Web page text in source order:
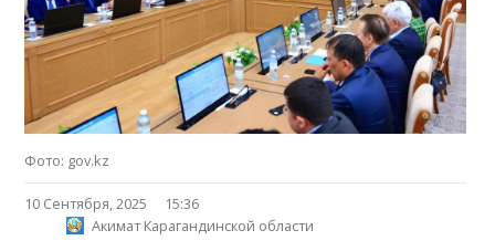
Фото: gov.kz
10 Сентября, 2025
15:36
Акимат Карагандинской области